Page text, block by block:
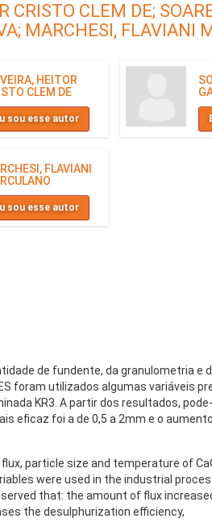
CRISTO CLEM DE;
MARCHESI, FLAVIANI
HEITOR
CLEM DE
sou esse autor
FLAVIANI
sou esse autor
de fundente, da granulometria
foram utilizados algumas variáveis
KR3. A partir dos resultados,
eficaz foi a de 0,5 a 2mm e o
particle size and temperature of
were used in the industrial
that: the amount of flux
the desulphurization efficiency,